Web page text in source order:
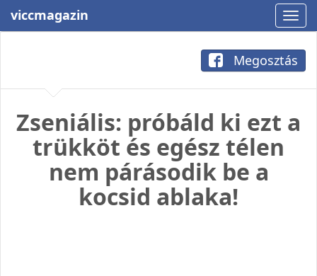
viccmagazin
Megosztás
Zseniális: próbáld ki ezt a
trükköt és egész télen
nem párásodik be a
kocsid ablaka!